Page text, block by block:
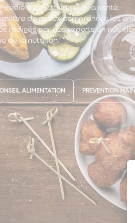
dédié à la nutrition et à la santé.
de mieux comprendre les
rédigés par nos experts en
de la nutrition.
ALIMENTATION PRÉVENTION